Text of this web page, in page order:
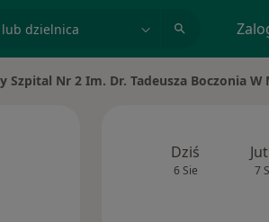
Szpital Nr 2 Im. Dr. Tadeusza Boczonia W
Dziś
6 Sie 7